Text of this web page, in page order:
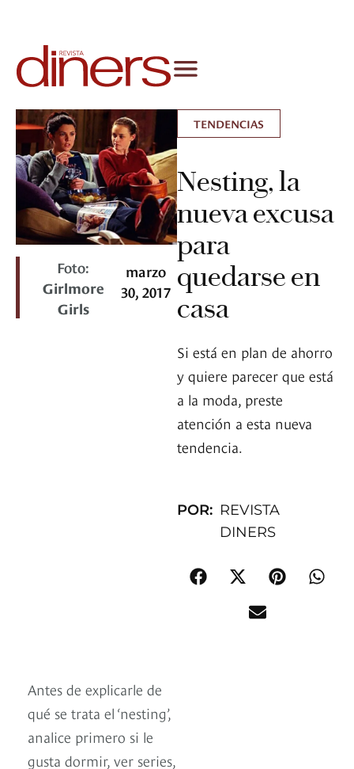
Foto:
Girlmore
Girls
marzo
30, 2017
TENDENCIAS
Nesting, la
nueva excusa
para
quedarse en
casa
Si está en plan de ahorro
y quiere parecer que está
a la moda, preste
atención a esta nueva
tendencia.
POR: REVISTA
DINERS
Antes de explicarle de
qué se trata el ‘nesting’,
analice primero si le
gusta dormir, ver series,